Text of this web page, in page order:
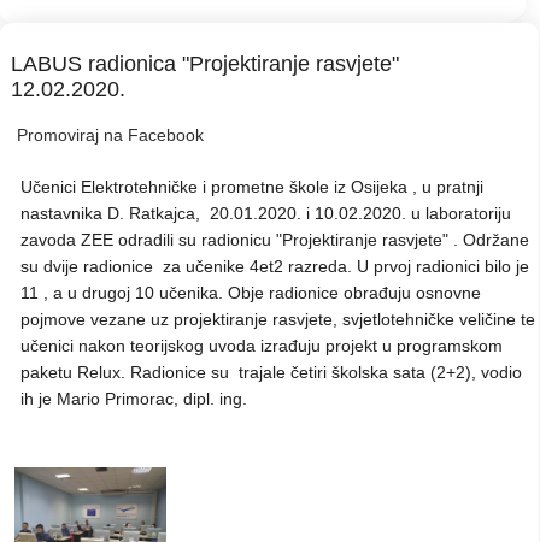
LABUS radionica "Projektiranje rasvjete"
12.02.2020.
Promoviraj na Facebook
Učenici Elektrotehničke i prometne škole iz Osijeka , u pratnji
nastavnika D. Ratkajca, 20.01.2020. i 10.02.2020. u laboratoriju
zavoda ZEE odradili su radionicu "Projektiranje rasvjete" . Održane
su dvije radionice za učenike 4et2 razreda. U prvoj radionici bilo je
11 , a u drugoj 10 učenika. Obje radionice obrađuju osnovne
pojmove vezane uz projektiranje rasvjete, svjetlotehničke veličine te
učenici nakon teorijskog uvoda izrađuju projekt u programskom
paketu Relux. Radionice su trajale četiri školska sata (2+2), vodio
ih je Mario Primorac, dipl. ing.